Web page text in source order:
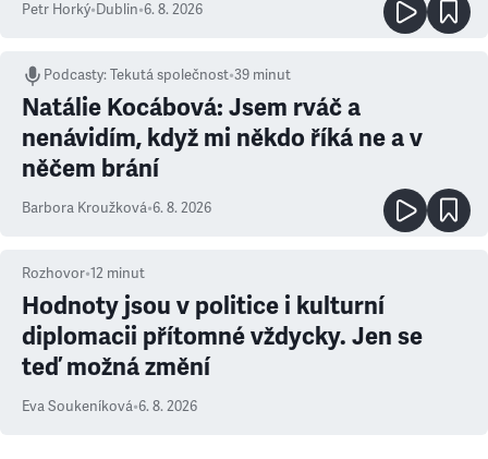
Petr Horký•Dublin•6. 8. 2026
Podcasty:Tekutá společnost•39 minut
Natálie Kocábová: Jsem rváč a
nenávidím, když mi někdo říká ne a v
něčem brání
Barbora Kroužková•6. 8. 2026
Rozhovor•12 minut
Hodnoty jsou v politice i kulturní
diplomacii přítomné vždycky. Jen se
teď možná změní
Eva Soukeníková•6. 8. 2026